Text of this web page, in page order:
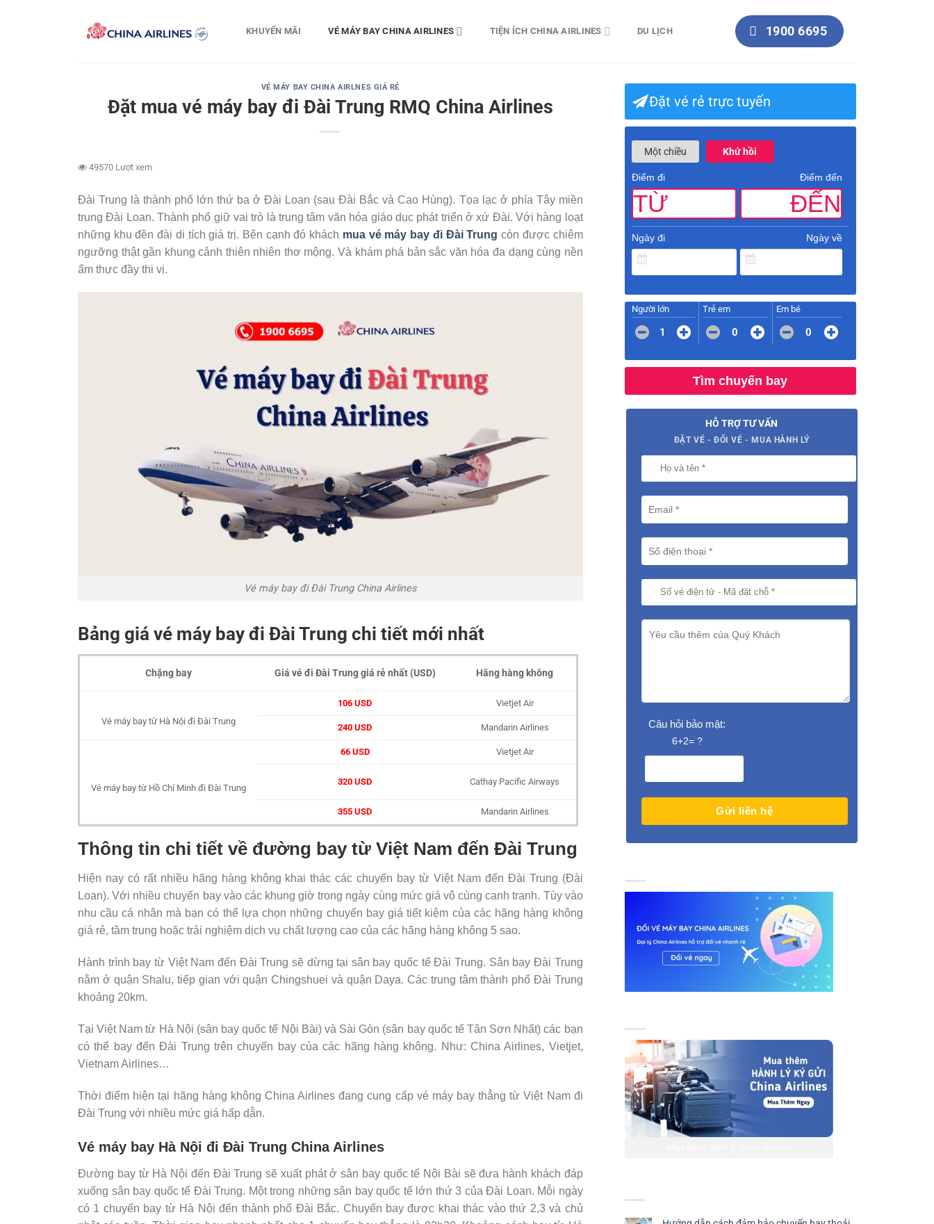
KHUYẾN MÃI VÉ MÁY BAY CHINA AIRLINES TIỆN ÍCH CHINA AIRLINES DU LỊCH 1900 6695
VÉ MÁY BAY CHINA AIRLNES GIÁ RẺ
Đặt mua vé máy bay đi Đài Trung RMQ China Airlines
49570 Lượt xem
Đài Trung là thành phố lớn thứ ba ở Đài Loan (sau Đài Bắc và Cao Hùng). Tọa lạc ở phía Tây miền
trung Đài Loan. Thành phố giữ vai trò là trung tâm văn hóa giáo dục phát triển ở xứ Đài. Với hàng loạt
những khu đền đài di tích giá trị. Bên cạnh đó khách mua vé máy bay đi Đài Trung còn được chiêm
ngưỡng thật gần khung cảnh thiên nhiên thơ mộng. Và khám phá bản sắc văn hóa đa dạng cùng nền
ẩm thực đầy thi vị.
Vé máy bay đi Đài Trung China Airlines
Bảng giá vé máy bay đi Đài Trung chi tiết mới nhất
Chặng bay Giá vé đi Đài Trung giá rẻ nhất (USD) Hãng hàng không
Vé máy bay từ Hà Nội đi Đài Trung
106 USD Vietjet Air
240 USD Mandarin Airlines
Vé máy bay từ Hồ Chí Minh đi Đài Trung
66 USD Vietjet Air
320 USD Cathay Pacific Airways
355 USD Mandarin Airlines
Thông tin chi tiết về đường bay từ Việt Nam đến Đài Trung
Hiện nay có rất nhiều hãng hàng không khai thác các chuyến bay từ Việt Nam đến Đài Trung (Đài
Loan). Với nhiều chuyến bay vào các khung giờ trong ngày cùng mức giá vô cùng cạnh tranh. Tùy vào
nhu cầu cá nhân mà bạn có thể lựa chọn những chuyến bay giá tiết kiệm của các hãng hàng không
giá rẻ, tầm trung hoặc trải nghiệm dịch vụ chất lượng cao của các hãng hàng không 5 sao.
Hành trình bay từ Việt Nam đến Đài Trung sẽ dừng tại sân bay quốc tế Đài Trung. Sân bay Đài Trung
nằm ở quận Shalu, tiếp gian với quận Chingshuei và quận Daya. Các trung tâm thành phố Đài Trung
khoảng 20km.
Tại Việt Nam từ Hà Nội (sân bay quốc tế Nội Bài) và Sài Gòn (sân bay quốc tế Tân Sơn Nhất) các bạn
có thể bay đến Đài Trung trên chuyến bay của các hãng hàng không. Như: China Airlines, Vietjet,
Vietnam Airlines…
Thời điểm hiện tại hãng hàng không China Airlines đang cung cấp vé máy bay thẳng từ Việt Nam đi
Đài Trung với nhiều mức giá hấp dẫn.
Vé máy bay Hà Nội đi Đài Trung China Airlines
Đường bay từ Hà Nội đến Đài Trung sẽ xuất phát ở sân bay quốc tế Nội Bài sẽ đưa hành khách đáp
xuống sân bay quốc tế Đài Trung. Một trong những sân bay quốc tế lớn thứ 3 của Đài Loan. Mỗi ngày
có 1 chuyến bay từ Hà Nội đến thành phố Đài Bắc. Chuyến bay được khai thác vào thứ 2,3 và chủ
Đặt vé rẻ trực tuyến
Một chiều Khứ hồi
Điểm đi Điểm đến
TỪ ĐẾN
Ngày đi Ngày về
Người lớn
1
Trẻ em
0
Em bé
0
Tìm chuyến bay
HỖ TRỢ TƯ VẤN
ĐẶT VÉ - ĐỔI VÉ - MUA HÀNH LÝ
Câu hỏi bảo mật:
6+2= ?